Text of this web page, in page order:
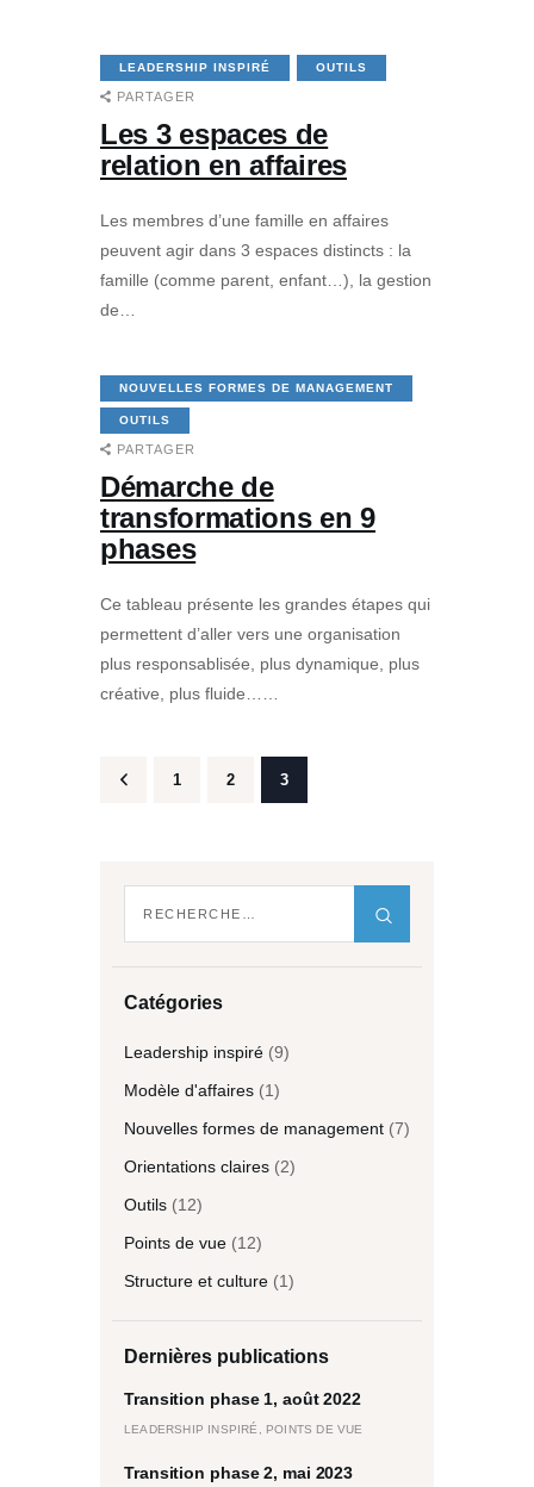
LEADERSHIP INSPIRÉ OUTILS
PARTAGER
Les 3 espaces de
relation en affaires
Les membres d’une famille en affaires
peuvent agir dans 3 espaces distincts : la
famille (comme parent, enfant…), la gestion
de…
NOUVELLES FORMES DE MANAGEMENT
OUTILS
PARTAGER
Démarche de
transformations en 9
phases
Ce tableau présente les grandes étapes qui
permettent d’aller vers une organisation
plus responsablisée, plus dynamique, plus
créative, plus fluide……
1 2 3
Catégories
Leadership inspiré (9)
Modèle d'affaires (1)
Nouvelles formes de management (7)
Orientations claires (2)
Outils (12)
Points de vue (12)
Structure et culture (1)
Dernières publications
Transition phase 1, août 2022
LEADERSHIP INSPIRÉ, POINTS DE VUE
Transition phase 2, mai 2023